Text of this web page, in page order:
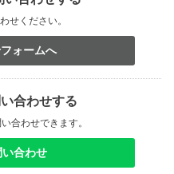
せください。
ォームへ
合わせする
合わせできます。
合わせ